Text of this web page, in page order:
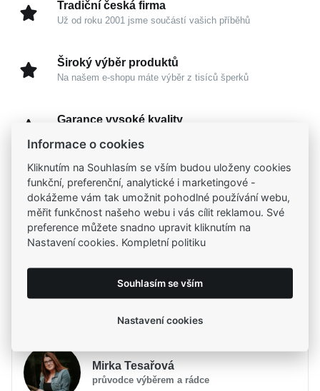
Tradiční česká firma
Už od roku 2001 jsme součástí vašich příběhů
Široký výběr produktů
Na našem e-shopu máte výběr z tisíců šperků
Garance vysoké kvality
Kamenné prodejny
Zastavte se do jedné z našich 4 prodejen
Parametry a specifikace
MOISS
Materiál
Zlato žluté 585/1000
Typ prstenu
Na ruku
Představujeme vám elegantníMOISS prsten ze
žlutého zlata
, který se stane nádhernou oslavou vaší
ženskosti. Hřejivý tón ušlechtilého kovu se v něm
Potřebujete poradit?
Mirka Tesařová
průvodce výběrem a rádce
Informace o cookies
Kliknutím na Souhlasím se vším budou uloženy cookies
funkční, preferenční, analytické i marketingové -
dokážeme vám tak umožnit pohodlné používání webu,
měřit funkčnost našeho webu i vás cílit reklamou. Své
preference můžete snadno upravit kliknutím na
Nastavení cookies. Kompletní politiku
Souhlasím se vším
Nastavení cookies